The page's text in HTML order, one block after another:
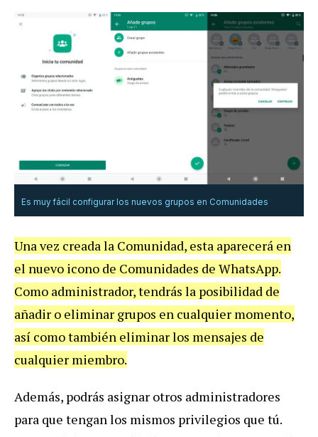
Es muy fácil configurar los nuevos grupos en Comunidades
Una vez creada la Comunidad, esta aparecerá en
el nuevo icono de Comunidades de WhatsApp.
Como administrador, tendrás la posibilidad de
añadir o eliminar grupos en cualquier momento,
así como también eliminar los mensajes de
cualquier miembro.
Además, podrás asignar otros administradores
para que tengan los mismos privilegios que tú.